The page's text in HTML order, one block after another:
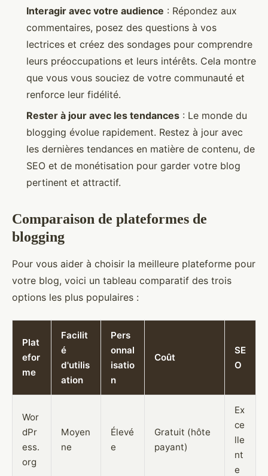
Interagir avec votre audience : Répondez aux
commentaires, posez des questions à vos
lectrices et créez des sondages pour comprendre
leurs préoccupations et leurs intérêts. Cela montre
que vous vous souciez de votre communauté et
renforce leur fidélité.
Rester à jour avec les tendances : Le monde du
blogging évolue rapidement. Restez à jour avec
les dernières tendances en matière de contenu, de
SEO et de monétisation pour garder votre blog
pertinent et attractif.
Comparaison de plateformes de
blogging
Pour vous aider à choisir la meilleure plateforme pour
votre blog, voici un tableau comparatif des trois
options les plus populaires :
Plat
efor
me
Facilit
é
d'utilis
ation
Pers
onnal
isatio
n
Coût
SE
O
Wor
dPr
ess.
org
Moyen
ne
Élevé
e
Gratuit (hôte
payant)
Ex
ce
lle
nt
e